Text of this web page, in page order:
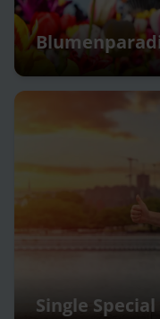
Single Special